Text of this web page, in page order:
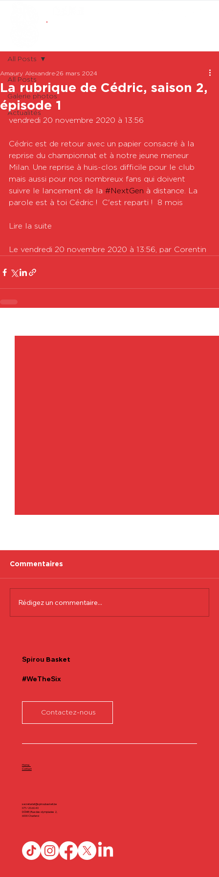
All Posts
Galerie photos
Actualités
All Posts
La rubrique de Cédric, saison 2,
épisode 1
Amaury Alexandre 26 mars 2024
vendredi 20 novembre 2020 à 13:56
Cédric est de retour avec un papier consacré à la
reprise du championnat et à notre jeune meneur
Milan. Une reprise à huis-clos difficile pour le club
mais aussi pour nos nombreux fans qui doivent
suivre le lancement de la #NextGen à distance. La
parole est à toi Cédric !  C'est reparti !  8 mois
Lire la suite
Le vendredi 20 novembre 2020 à 13:56, par Corentin
Commentaires
Rédigez un commentaire...
Spirou Basket
#WeTheSix
Contactez-nous
secretariat@spiroubasket.be
071/20.60.40
DÔME | Rue des olympiades 2,
6000 Charleroi
Home
Contact